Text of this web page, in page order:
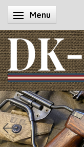
Skifte navigation
Menu